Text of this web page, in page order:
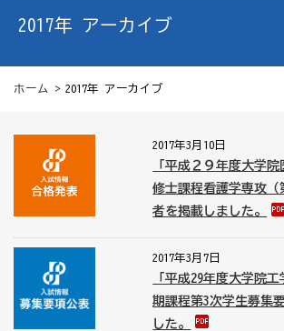
2017年 アーカイブ
ホーム > 2017年 アーカイブ
2017年3月10日
「平成２９年度大学
修士課程看護学専攻（
者を掲載しました。
2017年3月7日
「平成29年度大学院
期課程第3次学生募集
した。